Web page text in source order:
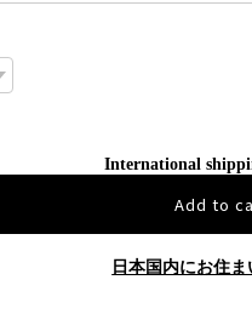
International
Add to
日本国内にお住